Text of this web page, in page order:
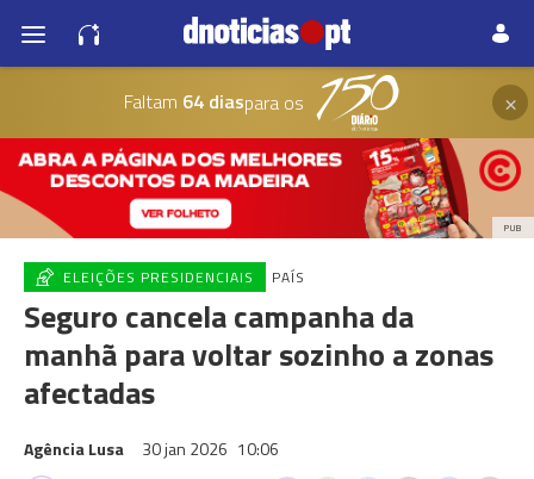
Faltam 64 diaspara os ×
PUB
ELEIÇÕES PRESIDENCIAIS PAÍS
Seguro cancela campanha da
manhã para voltar sozinho a zonas
afectadas
Agência Lusa 30 jan 2026 10:06